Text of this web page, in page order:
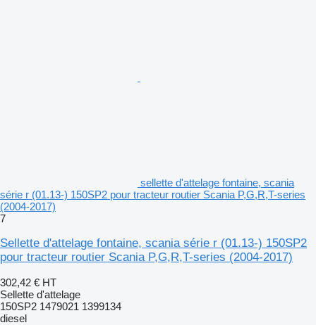
sellette d'attelage fontaine, scania
série r (01.13-) 150SP2 pour tracteur routier Scania P,G,R,T-series
(2004-2017)
7
Sellette d'attelage fontaine, scania série r (01.13-) 150SP2
pour tracteur routier Scania P,G,R,T-series (2004-2017)
302,42 € HT
Sellette d'attelage
150SP2 1479021 1399134
diesel